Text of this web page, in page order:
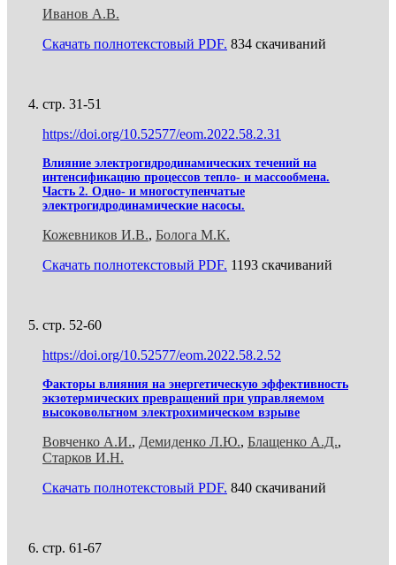
Иванов А.В.
Скачать полнотекстовый PDF. 834 скачиваний
стр. 31-51
https://doi.org/10.52577/eom.2022.58.2.31
Влияние электрогидродинамических течений на
интенсификацию процессов тепло- и массообмена.
Часть 2. Одно- и многоступенчатые
электрогидродинамические насосы.
Кожевников И.В., Болога М.К.
Скачать полнотекстовый PDF. 1193 скачиваний
стр. 52-60
https://doi.org/10.52577/eom.2022.58.2.52
Факторы влияния на энергетическую эффективность
экзотермических превращений при управляемом
высоковольтном электрохимическом взрыве
Вовченко А.И., Демиденко Л.Ю., Блащенко А.Д.,
Старков И.Н.
Скачать полнотекстовый PDF. 840 скачиваний
стр. 61-67